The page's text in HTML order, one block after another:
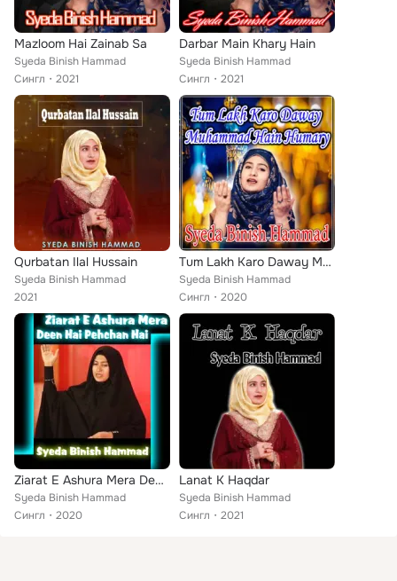
Mazloom Hai Zainab Sa
Syeda Binish Hammad
Сингл
2021
Darbar Main Khary Hain
Syeda Binish Hammad
Сингл
2021
Qurbatan Ilal Hussain
Syeda Binish Hammad
2021
Tum Lakh Karo Daway Muhammad Hain Humary - Single
Syeda Binish Hammad
Сингл
2020
Ziarat E Ashura Mera Deen Hai Pehchan Hai - Single
Syeda Binish Hammad
Сингл
2020
Lanat K Haqdar
Syeda Binish Hammad
Сингл
2021